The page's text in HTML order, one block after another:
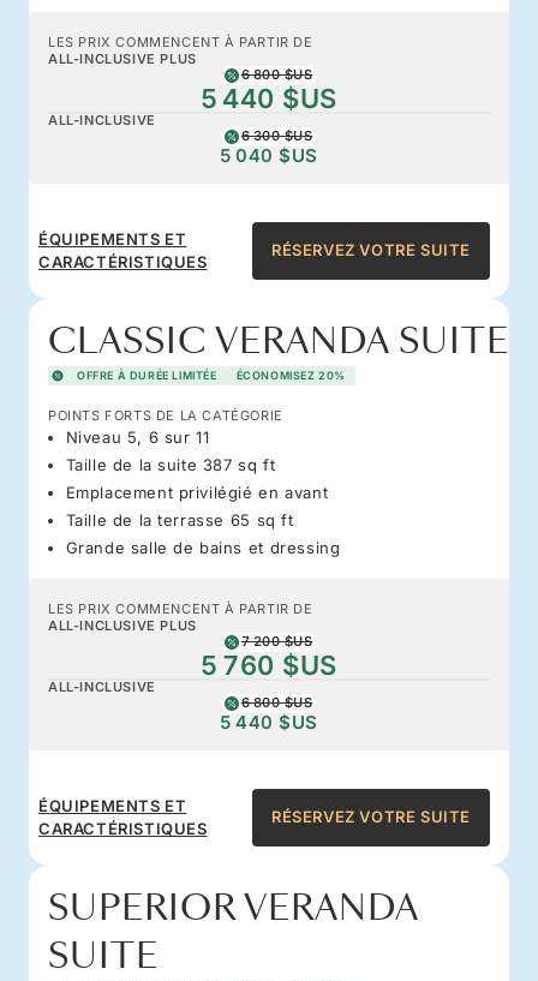
LES PRIX COMMENCENT À PARTIR DE
ALL-INCLUSIVE PLUS
6 800 $US
5 440 $US
ALL-INCLUSIVE
6 300 $US
5 040 $US
ÉQUIPEMENTS ET
CARACTÉRISTIQUES
RÉSERVEZ VOTRE SUITE
CLASSIC VERANDA SUITE
OFFRE À DURÉE LIMITÉE ÉCONOMISEZ 20%
POINTS FORTS DE LA CATÉGORIE
Niveau 5, 6 sur 11
Taille de la suite 387 sq ft
Emplacement privilégié en avant
Taille de la terrasse 65 sq ft
Grande salle de bains et dressing
LES PRIX COMMENCENT À PARTIR DE
ALL-INCLUSIVE PLUS
7 200 $US
5 760 $US
ALL-INCLUSIVE
6 800 $US
5 440 $US
ÉQUIPEMENTS ET
CARACTÉRISTIQUES
RÉSERVEZ VOTRE SUITE
SUPERIOR VERANDA
SUITE